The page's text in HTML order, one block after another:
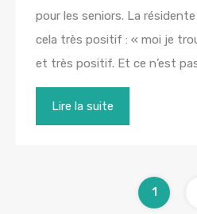
pour les seniors. La
cela très positif : « moi je
et très positif. Et ce n’est
Lire la suite
1